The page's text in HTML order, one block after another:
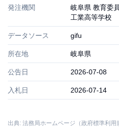
企業検索
発注機関
岐阜県 教育委
工業高等学校
データソース gifu
所在地 岐阜県
公告日 2026-07-08
入札日 2026-07-14
出典: 法務局ホームページ（政府標準利用